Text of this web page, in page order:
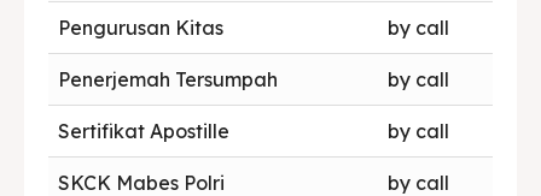
Pengurusan Kitas by call
Penerjemah Tersumpah by call
Sertifikat Apostille by call
SKCK Mabes Polri by call